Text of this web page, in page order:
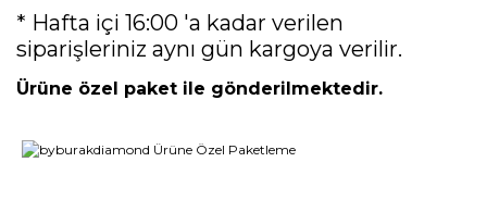
* Hafta içi 16:00 'a kadar verilen
siparişleriniz aynı gün kargoya verilir.
Ürüne özel paket ile gönderilmektedir.